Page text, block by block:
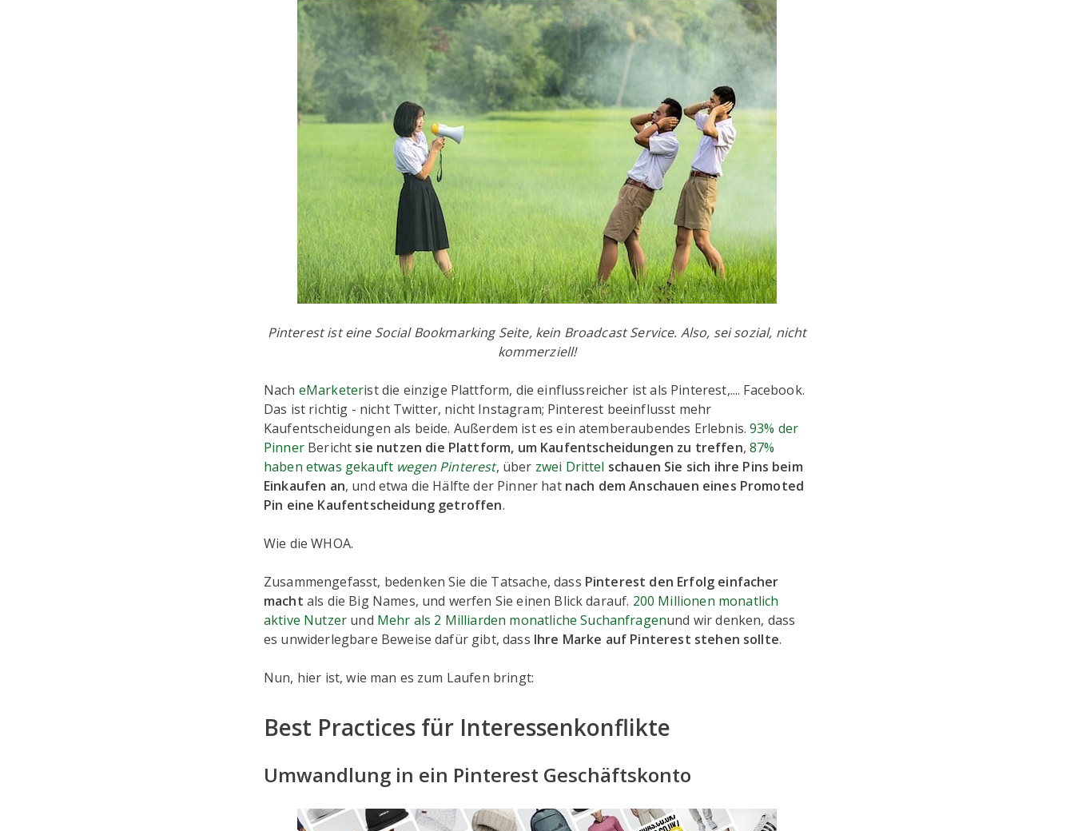
Pinterest ist eine Social Bookmarking Seite, kein Broadcast Service. Also, sei sozial, nicht
kommerziell!
Nach eMarketerist die einzige Plattform, die einflussreicher ist als Pinterest,.... Facebook.
Das ist richtig - nicht Twitter, nicht Instagram; Pinterest beeinflusst mehr
Kaufentscheidungen als beide. Außerdem ist es ein atemberaubendes Erlebnis.93% der
PinnerBericht sie nutzen die Plattform, um Kaufentscheidungen zu treffen,87%
haben etwas gekauft wegen Pinterest, über zwei Drittel schauen Sie sich ihre Pins beim
Einkaufen an, und etwa die Hälfte der Pinner hat nach dem Anschauen eines Promoted
Pin eine Kaufentscheidung getroffen.
Wie die WHOA.
Zusammengefasst, bedenken Sie die Tatsache, dass Pinterest den Erfolg einfacher
macht als die Big Names, und werfen Sie einen Blick darauf. 200 Millionen monatlich
aktive Nutzer und Mehr als 2 Milliarden monatliche Suchanfragenund wir denken, dass
es unwiderlegbare Beweise dafür gibt, dass Ihre Marke auf Pinterest stehen sollte.
Nun, hier ist, wie man es zum Laufen bringt:
Best Practices für Interessenkonflikte
Umwandlung in ein Pinterest Geschäftskonto